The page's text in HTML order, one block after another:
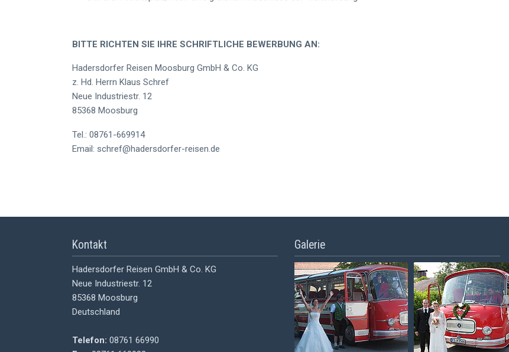
BITTE RICHTEN SIE IHRE SCHRIFTLICHE BEWERBUNG AN:
Hadersdorfer Reisen Moosburg GmbH & Co. KG
z. Hd. Herrn Klaus Schref
Neue Industriestr. 12
85368 Moosburg
Tel.: 08761-669914
Email: schref@hadersdorfer-reisen.de
Kontakt
Hadersdorfer Reisen GmbH & Co. KG
Neue Industriestr. 12
85368 Moosburg
Deutschland
Telefon: 08761 66990
Galerie